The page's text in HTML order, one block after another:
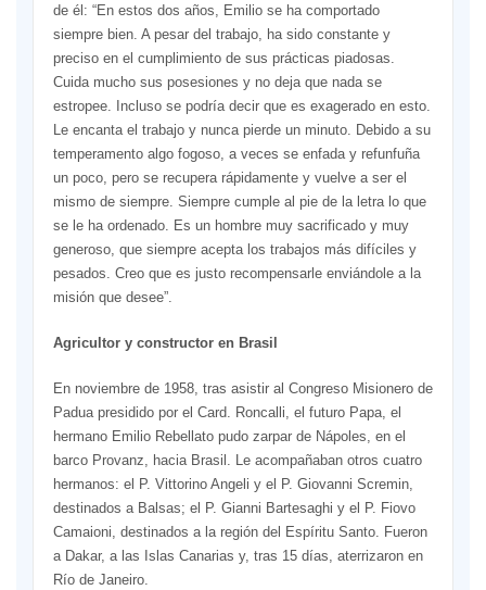
de él: “En estos dos años, Emilio se ha comportado
siempre bien. A pesar del trabajo, ha sido constante y
preciso en el cumplimiento de sus prácticas piadosas.
Cuida mucho sus posesiones y no deja que nada se
estropee. Incluso se podría decir que es exagerado en esto.
Le encanta el trabajo y nunca pierde un minuto. Debido a su
temperamento algo fogoso, a veces se enfada y refunfuña
un poco, pero se recupera rápidamente y vuelve a ser el
mismo de siempre. Siempre cumple al pie de la letra lo que
se le ha ordenado. Es un hombre muy sacrificado y muy
generoso, que siempre acepta los trabajos más difíciles y
pesados. Creo que es justo recompensarle enviándole a la
misión que desee”.
Agricultor y constructor en Brasil
En noviembre de 1958, tras asistir al Congreso Misionero de
Padua presidido por el Card. Roncalli, el futuro Papa, el
hermano Emilio Rebellato pudo zarpar de Nápoles, en el
barco Provanz, hacia Brasil. Le acompañaban otros cuatro
hermanos: el P. Vittorino Angeli y el P. Giovanni Scremin,
destinados a Balsas; el P. Gianni Bartesaghi y el P. Fiovo
Camaioni, destinados a la región del Espíritu Santo. Fueron
a Dakar, a las Islas Canarias y, tras 15 días, aterrizaron en
Río de Janeiro.